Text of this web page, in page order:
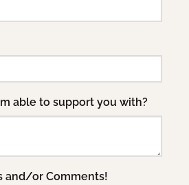
able to support you with?
and/or Comments!